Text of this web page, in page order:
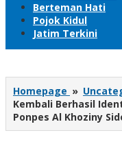
Berteman Hati
Pojok Kidul
Jatim Terkini
Homepage »
Kembali Berhasil
Ponpes Al Khoziny